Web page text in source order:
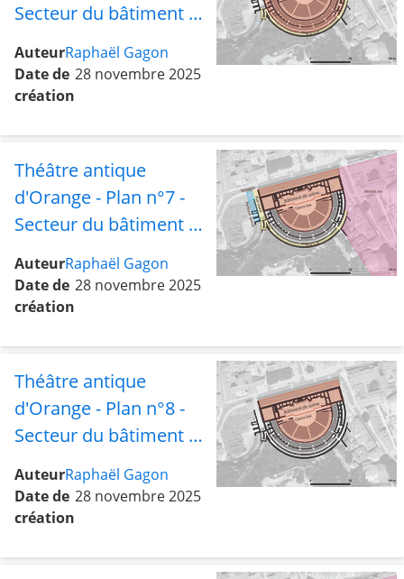
Secteur du bâtiment de
scène avec la cavea et
la rue sud
AuteurRaphaël Gagon
Date de
création
28 novembre 2025
Théâtre antique
d'Orange - Plan n°7 -
Secteur du bâtiment de
scène avec le bas de la
cavea, les rues sud et
ouest, le portique
AuteurRaphaël Gagon
Date de
création
28 novembre 2025
Théâtre antique
d'Orange - Plan n°8 -
Secteur du bâtiment de
scène avec le bas de la
cavea
AuteurRaphaël Gagon
Date de
création
28 novembre 2025